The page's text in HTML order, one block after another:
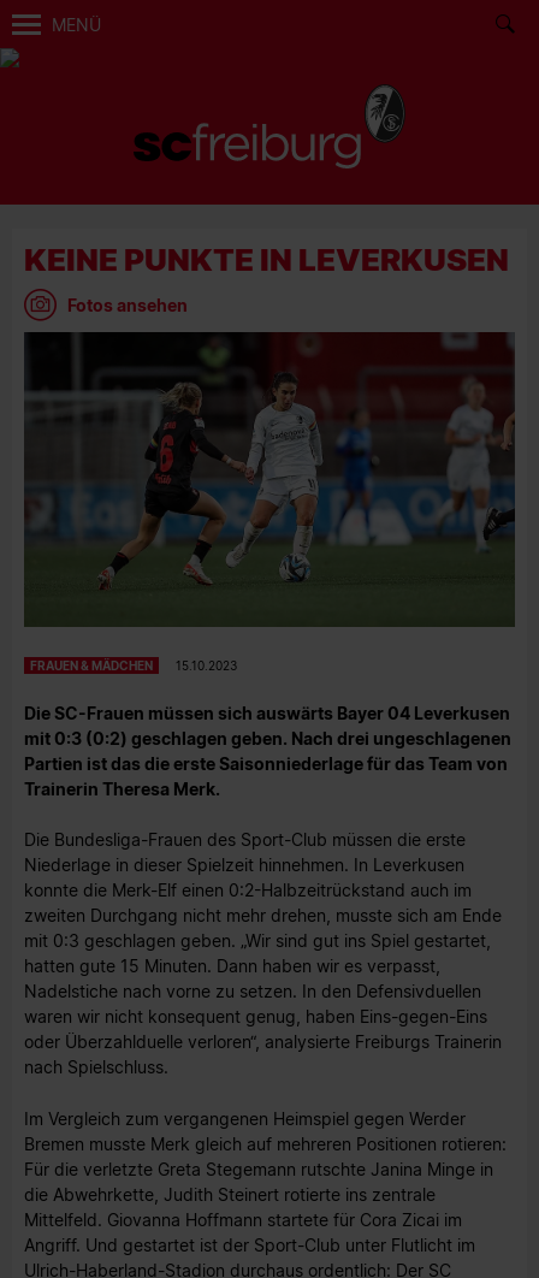
MENÜ
KEINE PUNKTE IN LEVERKUSEN
Fotos ansehen
FRAUEN & MÄDCHEN 15.10.2023
Die SC-Frauen müssen sich auswärts Bayer 04 Leverkusen
mit 0:3 (0:2) geschlagen geben. Nach drei ungeschlagenen
Partien ist das die erste Saisonniederlage für das Team von
Trainerin Theresa Merk.
Die Bundesliga-Frauen des Sport-Club müssen die erste
Niederlage in dieser Spielzeit hinnehmen. In Leverkusen
konnte die Merk-Elf einen 0:2-Halbzeitrückstand auch im
zweiten Durchgang nicht mehr drehen, musste sich am Ende
mit 0:3 geschlagen geben. „Wir sind gut ins Spiel gestartet,
hatten gute 15 Minuten. Dann haben wir es verpasst,
Nadelstiche nach vorne zu setzen. In den Defensivduellen
waren wir nicht konsequent genug, haben Eins-gegen-Eins
oder Überzahlduelle verloren“, analysierte Freiburgs Trainerin
nach Spielschluss.
Im Vergleich zum vergangenen Heimspiel gegen Werder
Bremen musste Merk gleich auf mehreren Positionen rotieren:
Für die verletzte Greta Stegemann rutschte Janina Minge in
die Abwehrkette, Judith Steinert rotierte ins zentrale
Mittelfeld. Giovanna Hoffmann startete für Cora Zicai im
Angriff. Und gestartet ist der Sport-Club unter Flutlicht im
Ulrich-Haberland-Stadion durchaus ordentlich: Der SC